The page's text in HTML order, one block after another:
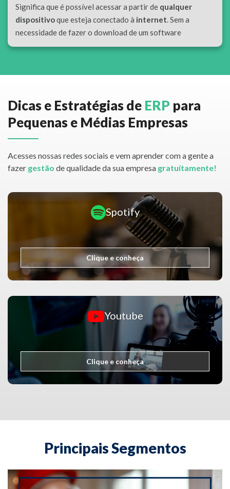
Significa que é possível acessar a partir de qualquer
dispositivoque esteja conectado à internet. Sem a
necessidade de fazer o download de um software
Dicas e Estratégias de ERP para
Pequenas e Médias Empresas
Acesses nossas redes sociais e vem aprender com a gente a
fazer gestão de qualidade da sua empresa gratuítamente!
Spotify
Clique e conheça
Youtube
Clique e conheça
Principais Segmentos